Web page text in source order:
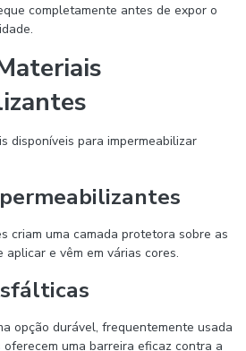
completamente antes de expor o
disponíveis para impermeabilizar
criam uma camada protetora sobre as
e vêm em várias cores.
opção durável, frequentemente usada
uma barreira eficaz contra a